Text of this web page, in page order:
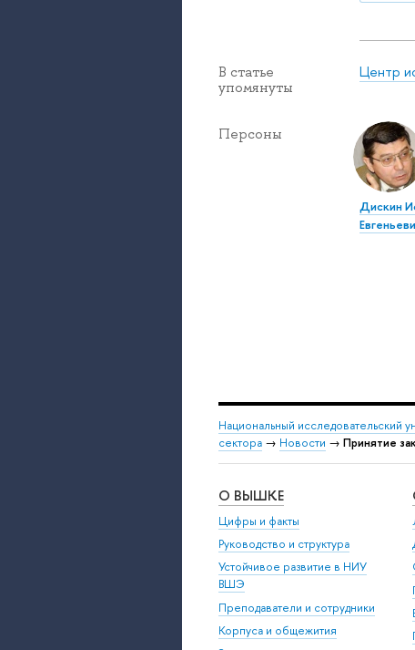
В статье
упомянуты
Центр
Персоны
Дискин
Национальный исследовательский
сектора → Новости → Принятие
О ВЫШКЕ
Цифры и факты
Руководство и структура
Устойчивое развитие в НИУ
ВШЭ
Преподаватели и сотрудники
Корпуса и общежития